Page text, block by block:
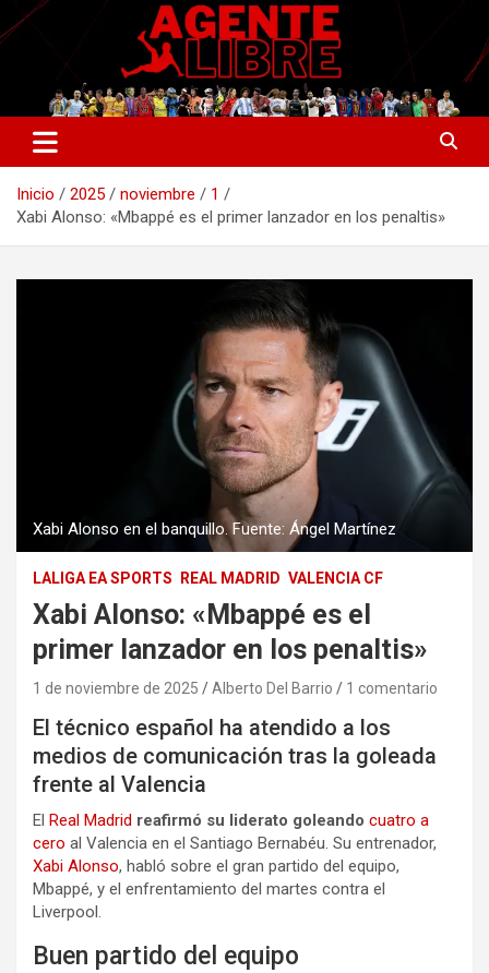
Saltar
al
Agente Libre Digital
La nueva generación del periodismo deportivo.
Inicio 2025 noviembre
1
Xabi Alonso: «Mbappé es el primer lanzador en los penaltis»
Xabi Alonso en el banquillo. Fuente: Ángel Martínez
LALIGA EA SPORTS REAL MADRID VALENCIA CF
Xabi Alonso: «Mbappé es el
primer lanzador en los penaltis»
1 de noviembre de 2025 Alberto Del Barrio 1 comentario
El técnico español ha atendido a los
medios de comunicación tras la goleada
frente al Valencia
El Real Madrid reafirmó su liderato goleando cuatro a
cero al Valencia en el Santiago Bernabéu. Su entrenador,
Xabi Alonso, habló sobre el gran partido del equipo,
Mbappé, y el enfrentamiento del martes contra el
Liverpool.
Buen partido del equipo